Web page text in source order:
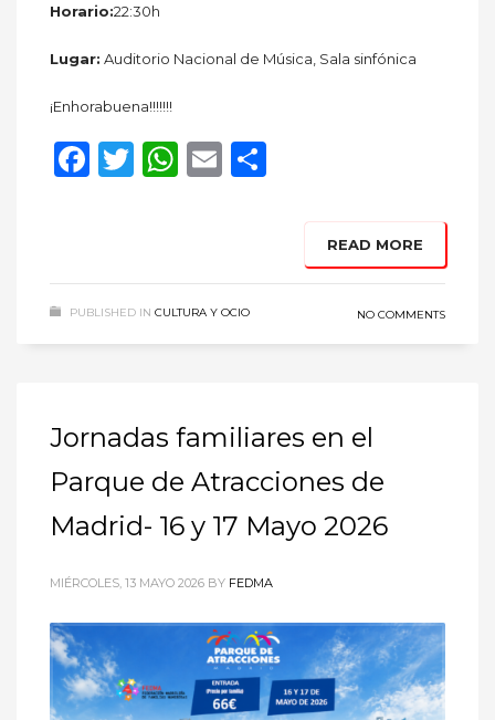
Horario:22:30h
Lugar: Auditorio Nacional de Música, Sala sinfónica
¡Enhorabuena!!!!!!!
Facebook
Twitter
WhatsApp
Email
READ MORE
PUBLISHED IN CULTURA Y OCIO NO COMMENTS
Jornadas familiares en el
Parque de Atracciones de
Madrid- 16 y 17 Mayo 2026
MIÉRCOLES, 13 MAYO 2026 BY FEDMA